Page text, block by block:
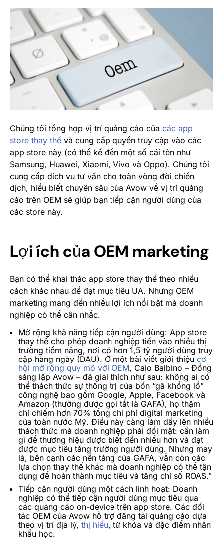
Chúng tôi tổng hợp vị trí quảng cáo của các app
store thay thế và cung cấp quyền truy cập vào các
app store này (có thể kể đến một số cái tên như
Samsung, Huawei, Xiaomi, Vivo và Oppo). Chúng tôi
cung cấp dịch vụ tư vấn cho toàn vòng đời chiến
dịch, hiểu biết chuyên sâu của Avow về vị trí quảng
cáo trên OEM sẽ giúp bạn tiếp cận người dùng của
các store này.
Lợi ích của OEM marketing
Bạn có thể khai thác app store thay thế theo nhiều
cách khác nhau để đạt mục tiêu UA. Nhưng OEM
marketing mang đến nhiều lợi ích nổi bật mà doanh
nghiệp có thể cân nhắc.
Mở rộng khả năng tiếp cận người dùng: App store
thay thế cho phép doanh nghiệp tiến vào nhiều thị
trường tiềm năng, nơi có hơn 1,5 tỷ người dùng truy
cập hàng ngày (DAU). Ở một bài viết giới thiệu cơ
hội mở rộng quy mô với OEM, Caio Balbino – Đồng
sáng lập Avow – đã giải thích như sau: không ai có
thể thách thức sự thống trị của bốn “gã khổng lồ”
công nghệ bao gồm Google, Apple, Facebook và
Amazon (thường được gọi tắt là GAFA), họ thậm
chí chiếm hơn 70% tổng chi phí digital marketing
của toàn nước Mỹ. Điều này càng làm dấy lên nhiều
thách thức mà doanh nghiệp phải đối mặt: cần làm
gì để thương hiệu được biết đến nhiều hơn và đạt
được mục tiêu tăng trưởng người dùng. Nhưng may
là, bên cạnh các nền tảng của GAFA, vẫn còn các
lựa chọn thay thế khác mà doanh nghiệp có thể tận
dụng để hoàn thành mục tiêu và tăng chỉ số ROAS.”
Tiếp cận người dùng một cách linh hoạt: Doanh
nghiệp có thể tiếp cận người dùng mục tiêu qua
các quảng cáo on-device trên app store. Các đối
tác OEM của Avow hỗ trợ đăng tải quảng cáo dựa
theo vị trí địa lý, thị hiếu, từ khóa và đặc điểm nhân
khẩu học.